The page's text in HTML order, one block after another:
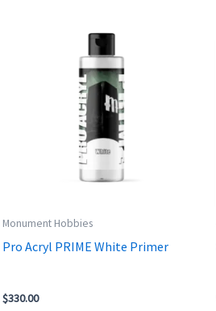
Monument Hobbies
Pro Acryl PRIME White Primer
$330.00